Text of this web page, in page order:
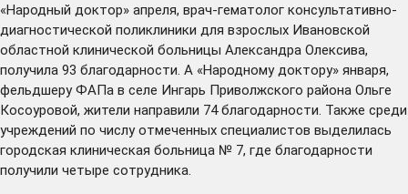
«Народный доктор» апреля, врач-гематолог консультативно-
диагностической поликлиники для взрослых Ивановской
областной клинической больницы Александра Олексива,
получила 93 благодарности. А «Народному доктору» января,
фельдшеру ФАПа в селе Ингарь Приволжского района Ольге
Косоуровой, жители направили 74 благодарности. Также среди
учреждений по числу отмеченных специалистов выделилась
городская клиническая больница № 7, где благодарности
получили четыре сотрудника.